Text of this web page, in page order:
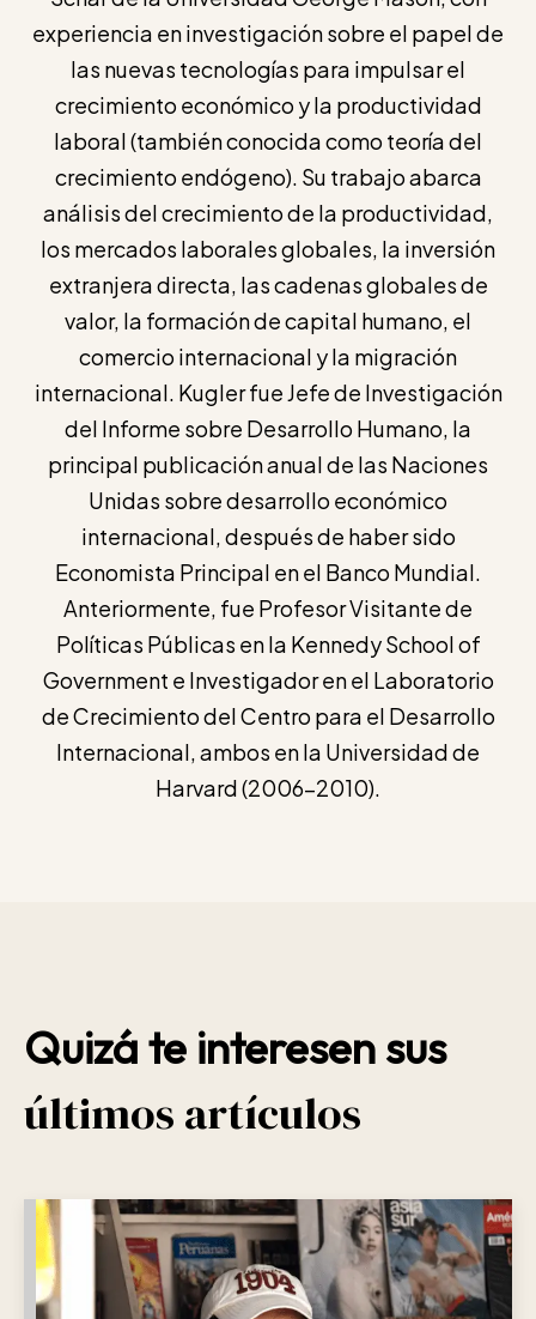
experiencia en investigación sobre el papel de
las nuevas tecnologías para impulsar el
crecimiento económico y la productividad
laboral (también conocida como teoría del
crecimiento endógeno). Su trabajo abarca
análisis del crecimiento de la productividad,
los mercados laborales globales, la inversión
extranjera directa, las cadenas globales de
valor, la formación de capital humano, el
comercio internacional y la migración
internacional. Kugler fue Jefe de Investigación
del Informe sobre Desarrollo Humano, la
principal publicación anual de las Naciones
Unidas sobre desarrollo económico
internacional, después de haber sido
Economista Principal en el Banco Mundial.
Anteriormente, fue Profesor Visitante de
Políticas Públicas en la Kennedy School of
Government e Investigador en el Laboratorio
de Crecimiento del Centro para el Desarrollo
Internacional, ambos en la Universidad de
Harvard (2006-2010).
Quizá te interesen sus
últimos artículos